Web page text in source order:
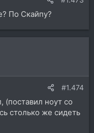
По Скайпу?
#1.474
(поставил ноут со
столько же сидеть